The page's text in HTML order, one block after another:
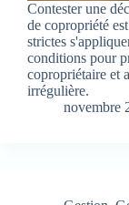
Contester une
de copropriété
strictes
conditions pour
copropriétaire et
irrégulière.
novembre